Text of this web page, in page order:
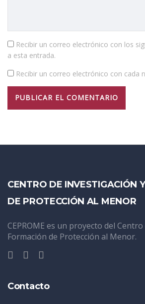
Recibir un correo electrónico con los
a esta entrada.
Recibir un correo electrónico con cada
CENTRO DE INVESTIGACIÓN
DE PROTECCIÓN AL MENOR
CEPROME es un proyecto del
Formación de Protección al Menor.
Contacto